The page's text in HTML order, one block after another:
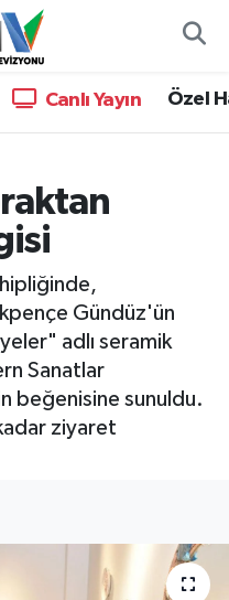
Canlı Yayın Özel
Gündüz'ün
adlı seramik
Sanatlar
beğenisine sunuldu.
ziyaret
Fikstür